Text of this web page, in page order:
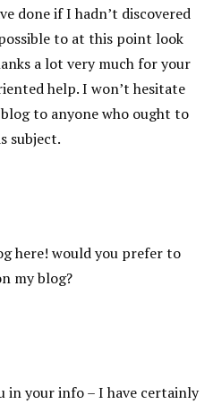
done if I hadn’t discovered
to at this point look
a lot very much for your
help. I won’t hesitate
to anyone who ought to
subject.
here! would you prefer to
my blog?
in your info – I have certainly